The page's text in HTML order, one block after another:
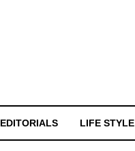
EDITORIALS LIFE STYLE